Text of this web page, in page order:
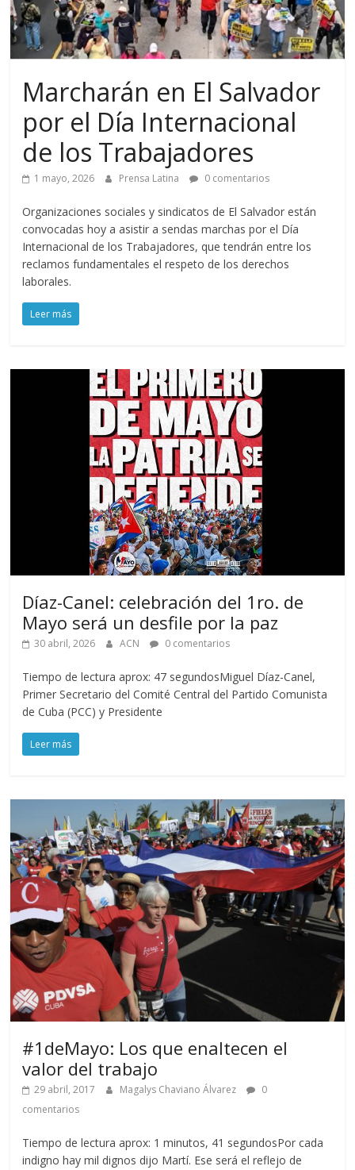
Marcharán en El Salvador
por el Día Internacional
de los Trabajadores
1 mayo, 2026 Prensa Latina 0 comentarios
Organizaciones sociales y sindicatos de El Salvador están
convocadas hoy a asistir a sendas marchas por el Día
Internacional de los Trabajadores, que tendrán entre los
reclamos fundamentales el respeto de los derechos
laborales.
Leer más
Díaz-Canel: celebración del 1ro. de
Mayo será un desfile por la paz
30 abril, 2026 ACN 0 comentarios
Tiempo de lectura aprox: 47 segundosMiguel Díaz-Canel,
Primer Secretario del Comité Central del Partido Comunista
de Cuba (PCC) y Presidente
Leer más
#1deMayo: Los que enaltecen el
valor del trabajo
29 abril, 2017 Magalys Chaviano Álvarez
0
comentarios
Tiempo de lectura aprox: 1 minutos, 41 segundosPor cada
indigno hay mil dignos dijo Martí. Ese será el reflejo de